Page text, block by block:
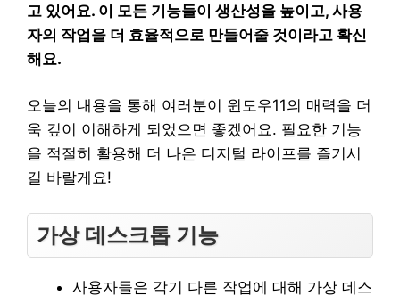
고 있어요. 이 모든 기능들이 생산성을 높이고, 사용
자의 작업을 더 효율적으로 만들어줄 것이라고 확신
해요.
오늘의 내용을 통해 여러분이 윈도우11의 매력을 더
욱 깊이 이해하게 되었으면 좋겠어요. 필요한 기능
을 적절히 활용해 더 나은 디지털 라이프를 즐기시
길 바랄게요!
가상 데스크톱 기능
사용자들은 각기 다른 작업에 대해 가상 데스